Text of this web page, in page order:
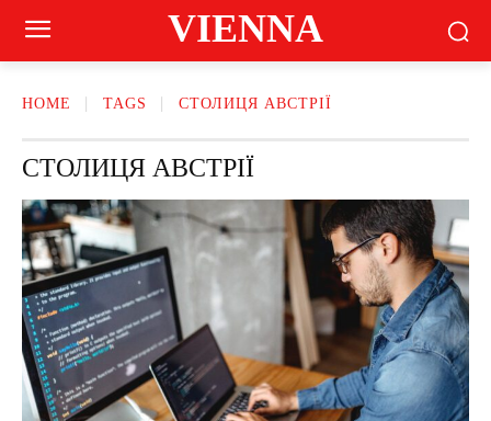
VIENNA
HOME TAGS СТОЛИЦЯ АВСТРІЇ
СТОЛИЦЯ АВСТРІЇ